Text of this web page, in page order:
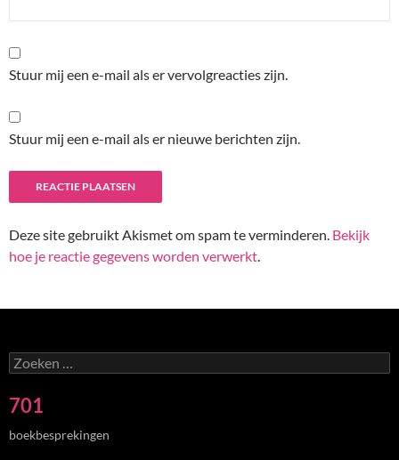
Stuur mij een e-mail als er vervolgreacties zijn.
Stuur mij een e-mail als er nieuwe berichten zijn.
Deze site gebruikt Akismet om spam te verminderen. Bekijk
hoe je reactie gegevens worden verwerkt.
Zoeken
naar:
701
boekbesprekingen